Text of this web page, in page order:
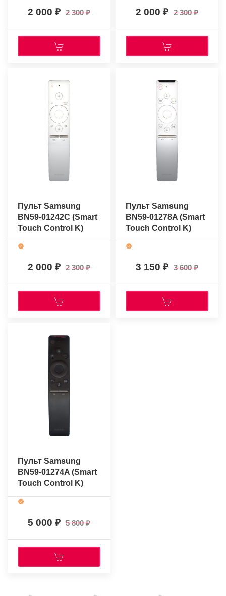
2 000 2 300 2 000 2 300
Пульт Samsung
BN59-01242C (Smart
Touch Control K)
(оригинальный)
2 000 2 300
Пульт Samsung
BN59-01278A (Smart
Touch Control K)
(оригинальный)
3 150 3 600
Пульт Samsung
BN59-01274A (Smart
Touch Control K)
5 000 5 800